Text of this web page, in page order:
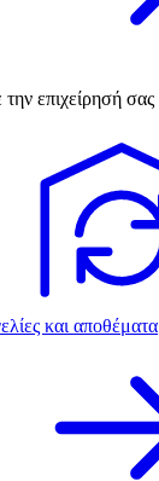
την επιχείρησή σας
και αποθέματα